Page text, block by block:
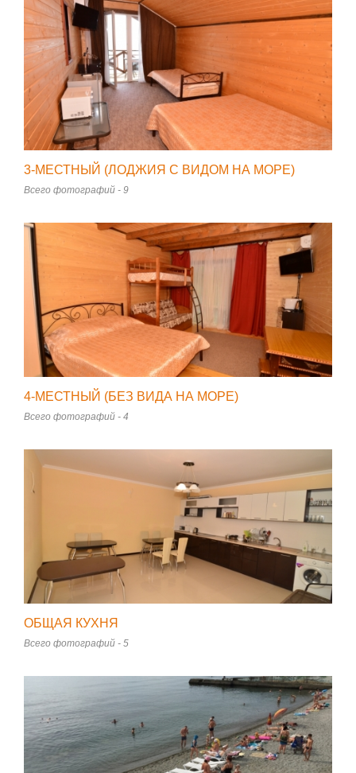
3-МЕСТНЫЙ (ЛОДЖИЯ С ВИДОМ НА МОРЕ)
Всего фотографий - 9
4-МЕСТНЫЙ (БЕЗ ВИДА НА МОРЕ)
Всего фотографий - 4
ОБЩАЯ КУХНЯ
Всего фотографий - 5